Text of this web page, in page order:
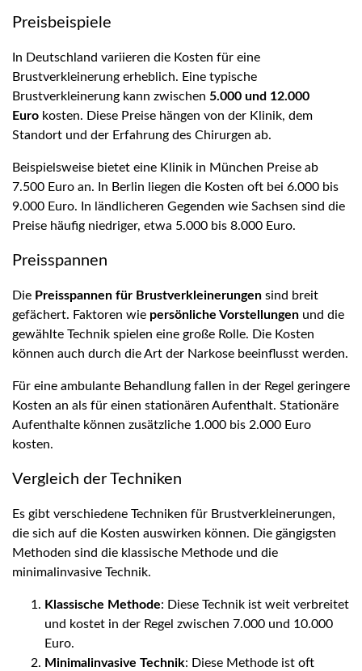
Preisbeispiele
In Deutschland variieren die Kosten für eine
Brustverkleinerung erheblich. Eine typische
Brustverkleinerung kann zwischen 5.000 und 12.000
Euro kosten. Diese Preise hängen von der Klinik, dem
Standort und der Erfahrung des Chirurgen ab.
Beispielsweise bietet eine Klinik in München Preise ab
7.500 Euro an. In Berlin liegen die Kosten oft bei 6.000 bis
9.000 Euro. In ländlicheren Gegenden wie Sachsen sind die
Preise häufig niedriger, etwa 5.000 bis 8.000 Euro.
Preisspannen
Die Preisspannen für Brustverkleinerungen sind breit
gefächert. Faktoren wie persönliche Vorstellungen und die
gewählte Technik spielen eine große Rolle. Die Kosten
können auch durch die Art der Narkose beeinflusst werden.
Für eine ambulante Behandlung fallen in der Regel geringere
Kosten an als für einen stationären Aufenthalt. Stationäre
Aufenthalte können zusätzliche 1.000 bis 2.000 Euro
kosten.
Vergleich der Techniken
Es gibt verschiedene Techniken für Brustverkleinerungen,
die sich auf die Kosten auswirken können. Die gängigsten
Methoden sind die klassische Methode und die
minimalinvasive Technik.
Klassische Methode: Diese Technik ist weit verbreitet
und kostet in der Regel zwischen 7.000 und 10.000
Euro.
Minimalinvasive Technik: Diese Methode ist oft